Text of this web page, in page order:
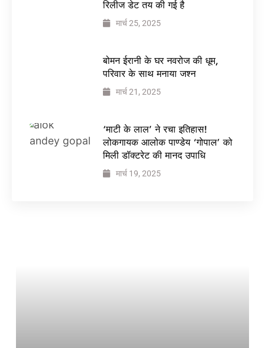
रिलीज डेट तय की गई है
मार्च 25, 2025
बोमन ईरानी के घर नवरोज की धूम,
परिवार के साथ मनाया जश्न
मार्च 21, 2025
‘माटी के लाल’ ने रचा इतिहास!
लोकगायक आलोक पाण्डेय ‘गोपाल’ को
मिली डॉक्टरेट की मानद उपाधि
मार्च 19, 2025